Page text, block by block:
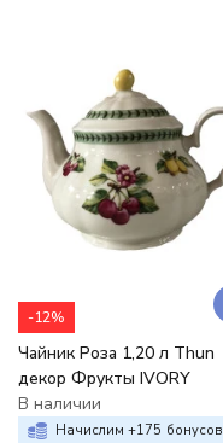
-12%
Чайник Роза 1,20 л Thun
декор Фрукты IVORY
В наличии
Начислим +175 бонусов